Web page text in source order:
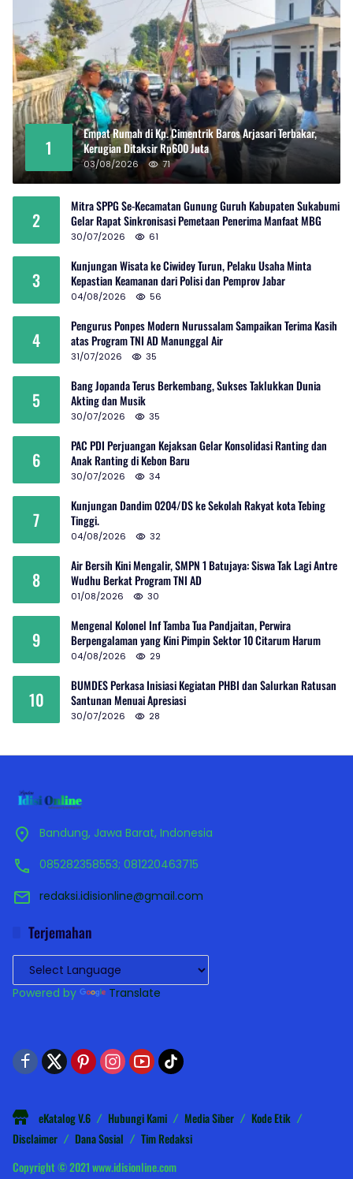
1
Empat Rumah di Kp. Cimentrik Baros Arjasari Terbakar,
Kerugian Ditaksir Rp600 Juta
03/08/2026 71
2
Mitra SPPG Se-Kecamatan Gunung Guruh Kabupaten Sukabumi
Gelar Rapat Sinkronisasi Pemetaan Penerima Manfaat MBG
30/07/2026 61
3
Kunjungan Wisata ke Ciwidey Turun, Pelaku Usaha Minta
Kepastian Keamanan dari Polisi dan Pemprov Jabar
04/08/2026 56
4
Pengurus Ponpes Modern Nurussalam Sampaikan Terima Kasih
atas Program TNI AD Manunggal Air
31/07/2026 35
5
Bang Jopanda Terus Berkembang, Sukses Taklukkan Dunia
Akting dan Musik
30/07/2026 35
6
PAC PDI Perjuangan Kejaksan Gelar Konsolidasi Ranting dan
Anak Ranting di Kebon Baru
30/07/2026 34
7
Kunjungan Dandim 0204/DS ke Sekolah Rakyat kota Tebing
Tinggi.
04/08/2026 32
8
Air Bersih Kini Mengalir, SMPN 1 Batujaya: Siswa Tak Lagi Antre
Wudhu Berkat Program TNI AD
01/08/2026 30
9
Mengenal Kolonel Inf Tamba Tua Pandjaitan, Perwira
Berpengalaman yang Kini Pimpin Sektor 10 Citarum Harum
04/08/2026 29
10
BUMDES Perkasa Inisiasi Kegiatan PHBI dan Salurkan Ratusan
Santunan Menuai Apresiasi
30/07/2026 28
Bandung, Jawa Barat, Indonesia
085282358553; 081220463715
redaksi.idisionline@gmail.com
Terjemahan
Powered by Translate
eKatalog V.6 Hubungi Kami Media Siber
Kode Etik
Disclaimer
Dana Sosial
Tim Redaksi
Copyright © 2021 www.idisionline.com